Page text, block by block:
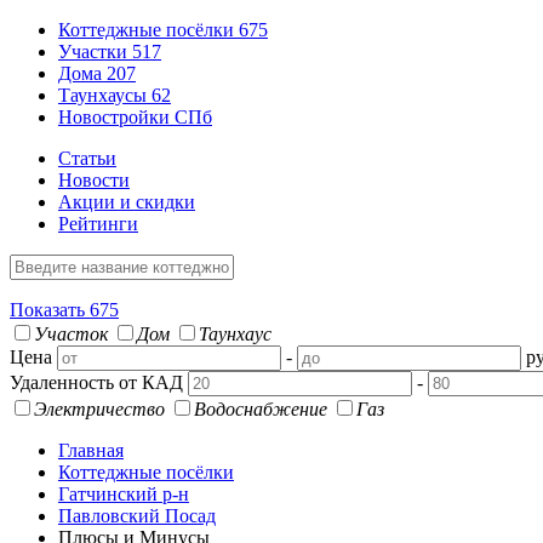
Коттеджные посёлки 675
Участки 517
Дома 207
Таунхаусы 62
Новостройки СПб
Статьи
Новости
Акции и скидки
Рейтинги
Показать 675
Участок
Дом
Таунхаус
Цена
-
Удаленность от КАД
-
Электричество
Водоснабжение
Газ
Главная
Коттеджные посёлки
Гатчинский р-н
Павловский Посад
Плюсы и Минусы